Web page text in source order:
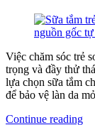
bố
Việc chăm sóc trẻ
trọng và đầy thử
lựa chọn sữa tắm
để bảo vệ làn da
Continue reading